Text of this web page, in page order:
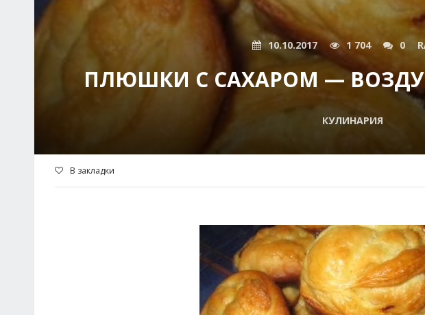
10.10.2017 1 704 0
ПЛЮШКИ С САХАРОМ —
КУЛИНАРИЯ
В закладки